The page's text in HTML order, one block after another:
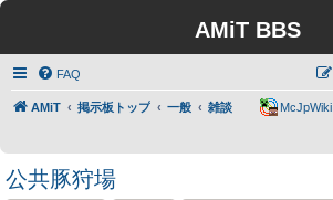
AMiT BBS
FAQ
AMiT 掲示板トップ 一般 雑談 McJpWiki
公共豚狩場